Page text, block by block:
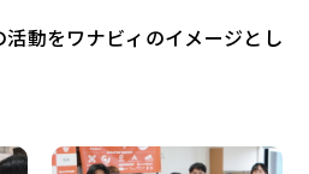
動をワナビィのイメージとし